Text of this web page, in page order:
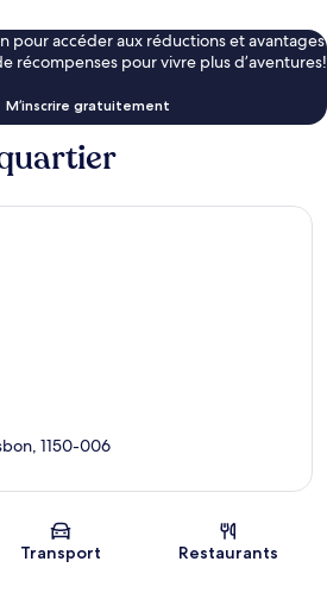
pour accéder aux réductions et avantages
récompenses pour vivre plus d’aventures!
M’inscrire gratuitement
Carte
1150-006
Transport Restaurants